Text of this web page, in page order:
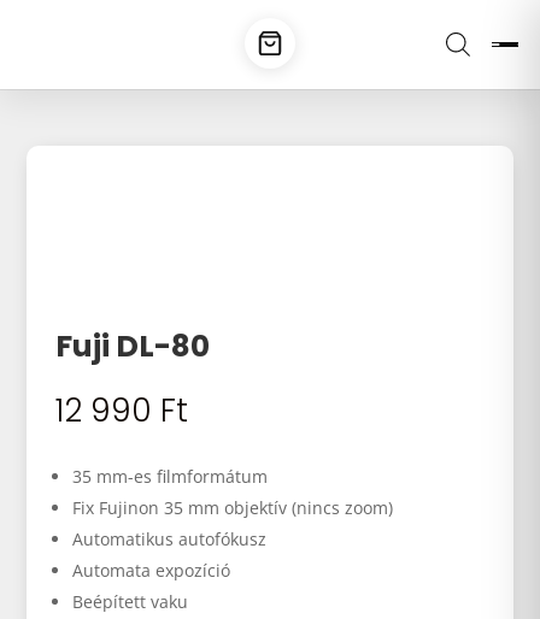
Fuji DL-80
12 990 Ft
35 mm-es filmformátum
Fix Fujinon 35 mm objektív (nincs zoom)
Automatikus autofókusz
Automata expozíció
Beépített vaku